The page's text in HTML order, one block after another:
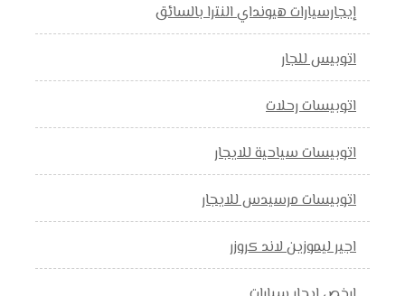
إيجارسيارات هيونداي النترا بالسائق
اتوبيس للجار
اتوبيسات رحلات
اتوبيسات سياحية للايجار
اتوبيسات مرسيدس للايجار
اجير ليموزين لاند كروزر